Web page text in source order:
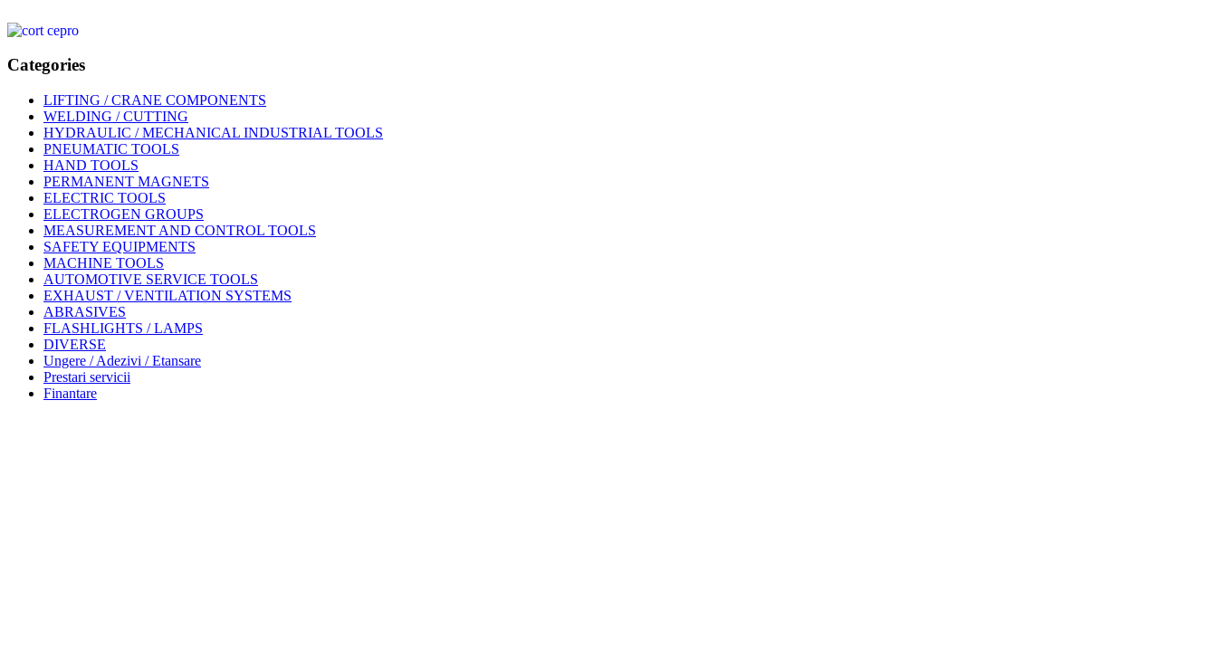
Categories
LIFTING / CRANE COMPONENTS
WELDING / CUTTING
HYDRAULIC / MECHANICAL INDUSTRIAL TOOLS
PNEUMATIC TOOLS
HAND TOOLS
PERMANENT MAGNETS
ELECTRIC TOOLS
ELECTROGEN GROUPS
MEASUREMENT AND CONTROL TOOLS
SAFETY EQUIPMENTS
MACHINE TOOLS
AUTOMOTIVE SERVICE TOOLS
EXHAUST / VENTILATION SYSTEMS
ABRASIVES
FLASHLIGHTS / LAMPS
DIVERSE
Ungere / Adezivi / Etansare
Prestari servicii
Finantare